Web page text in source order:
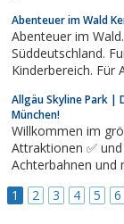
Abenteuer im Wald
Abenteuer im
Süddeutschland. Funparcours,
Kinderbereich. Für
Allgäu Skyline Park |
München!
Willkommen im
Attraktionen ✅ und
Achterbahnen und
1
2 3 4 5 6